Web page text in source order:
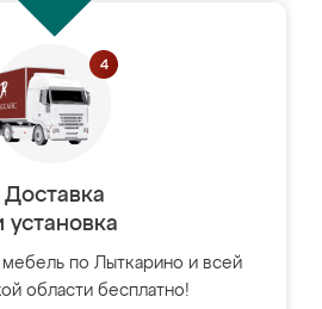
Доставка
установка
по Лыткарино и всей
области бесплатно!